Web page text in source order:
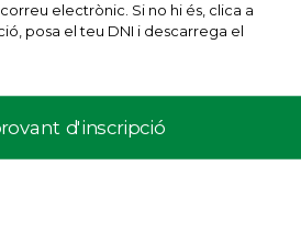
electrònic. Si no hi és, clica a
posa el teu DNI i descarrega el
d'inscripció